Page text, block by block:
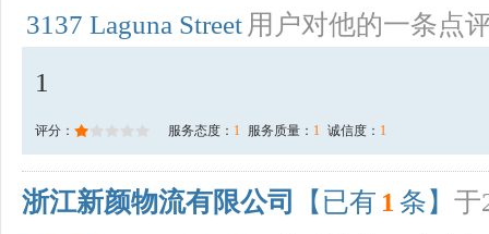
3137 Laguna Street 用户对他的一条点
1
评分： 服务态度： 1 服务质量： 1 诚信度： 1
浙江新颜物流有限公司 【已有 1 条】 于